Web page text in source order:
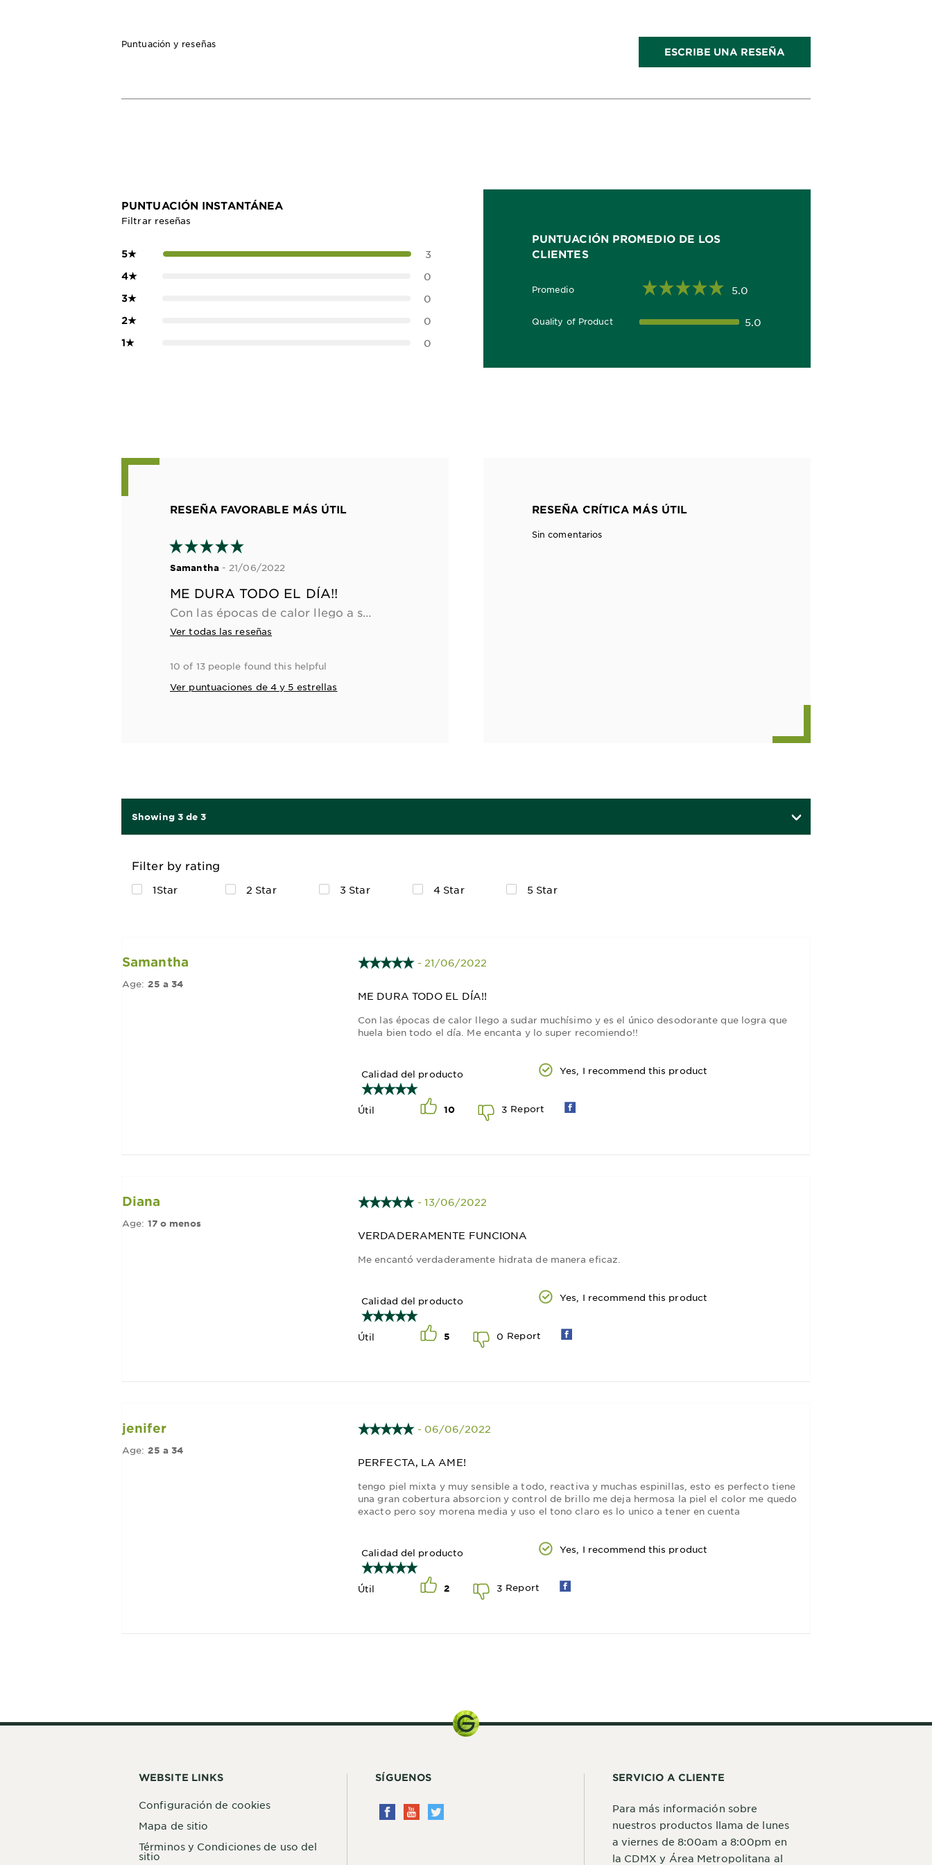
Puntuación y reseñas
ESCRIBE UNA RESEÑA
PUNTUACIÓN INSTANTÁNEA
Filtrar reseñas
5★ 3
4★ 0
3★ 0
2★ 0
1★ 0
PUNTUACIÓN PROMEDIO DE LOS
CLIENTES
Promedio
5.0 out of 5 stars 5.0
Quality of Product
5.0 out of 5 stars 5.0
RESEÑA FAVORABLE MÁS ÚTIL
Samantha- 21/06/2022
ME DURA TODO EL DÍA!!
Con las épocas de calor llego a sudar muchísimo y es el único desodorante que logra que huela bien todo el día. Me encanta y lo super recomiendo!!
Ver todas las reseñas
10 of 13 people found this helpful
Ver puntuaciones de 4 y 5 estrellas
RESEÑA CRÍTICA MÁS ÚTIL
Sin comentarios
Showing 3 de 3
Filter by rating
1Star 2 Star 3 Star 4 Star 5 Star
Samantha
Age: 25 a 34
- 21/06/2022
ME DURA TODO EL DÍA!!
Con las épocas de calor llego a sudar muchísimo y es el único desodorante que logra que
huela bien todo el día. Me encanta y lo super recomiendo!!
Calidad del producto Yes, I recommend this product
Útil 10 3 Report
Diana
Age: 17 o menos
- 13/06/2022
VERDADERAMENTE FUNCIONA
Me encantó verdaderamente hidrata de manera eficaz.
Calidad del producto Yes, I recommend this product
Útil 5 0 Report
jenifer
Age: 25 a 34
- 06/06/2022
PERFECTA, LA AME!
tengo piel mixta y muy sensible a todo, reactiva y muchas espinillas, esto es perfecto tiene
una gran cobertura absorcion y control de brillo me deja hermosa la piel el color me quedo
exacto pero soy morena media y uso el tono claro es lo unico a tener en cuenta
Calidad del producto Yes, I recommend this product
Útil 2 3 Report
WEBSITE LINKS
Configuración de cookies
Mapa de sitio
Términos y Condiciones de uso del
sitio
SÍGUENOS SERVICIO A CLIENTE
Para más información sobre
nuestros productos llama de lunes
a viernes de 8:00am a 8:00pm en
la CDMX y Área Metropolitana al